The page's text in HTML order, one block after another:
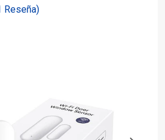
(1 Reseña)